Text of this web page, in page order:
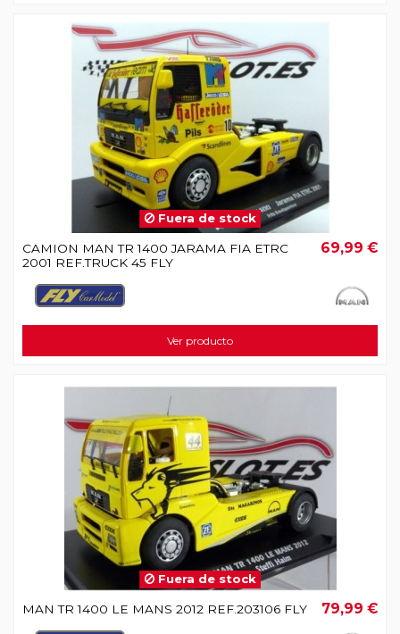
Fuera de stock
CAMION MAN TR 1400 JARAMA FIA ETRC
2001 REF.TRUCK 45 FLY
69,99 €
Ver producto
Fuera de stock
MAN TR 1400 LE MANS 2012 REF.203106 FLY 79,99 €